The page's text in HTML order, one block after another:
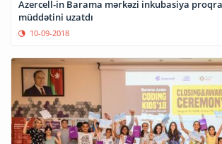
Azercell-in Barama mərkəzi inkubasiya
müddətini uzatdı
10-09-2018